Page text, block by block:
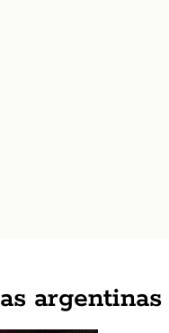
argentinas